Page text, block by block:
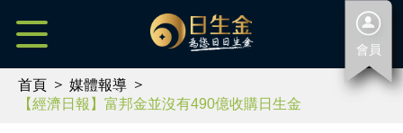
會員
首頁
媒體報導
【經濟日報】富邦金並沒有490億收購日生金